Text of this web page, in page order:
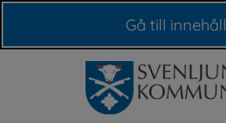
Gå till innehåll
Sök